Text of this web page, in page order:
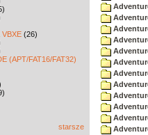
VBXE (26)
(APT/FAT16/FAT32)
starsze